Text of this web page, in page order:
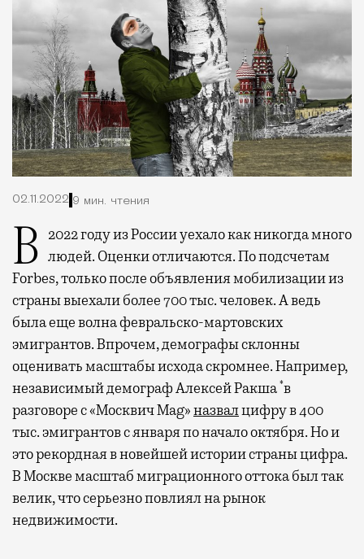
02.11.2022 9 мин. чтения
В 2022 году из России уехало как никогда много людей. Оценки отличаются. По подсчетам
Forbes, только после объявления мобилизации из
страны выехали более 700 тыс. человек. А ведь
была еще волна февральско-мартовских
эмигрантов. Впрочем, демографы склонны
оценивать масштабы исхода скромнее. Например,
независимый демограф Алексей Ракша*в
разговоре с «Москвич Mag»назвалцифру в 400
тыс. эмигрантов с января по начало октября. Но и
это рекордная в новейшей истории страны цифра.
В Москве масштаб миграционного оттока был так
велик, что серьезно повлиял на рынок
недвижимости.